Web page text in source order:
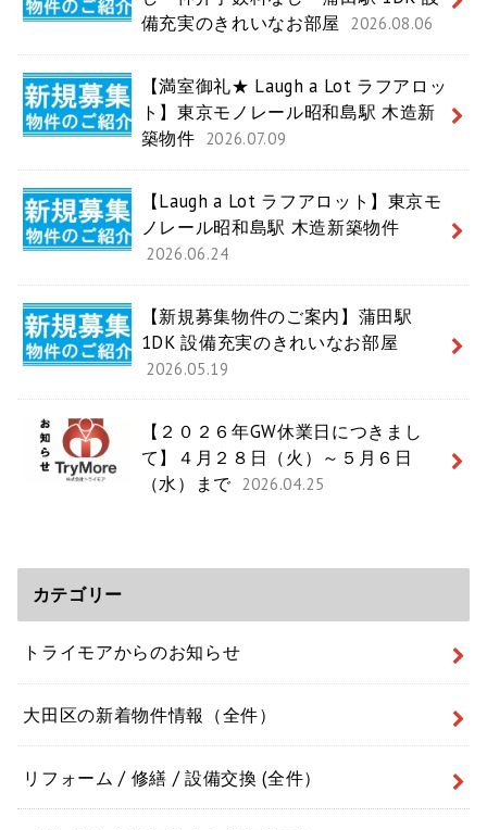
備充実のきれいなお部屋
2026.08.06
【満室御礼★ Laugh a Lot ラフアロッ
ト】東京モノレール昭和島駅 木造新
築物件 2026.07.09
【Laugh a Lot ラフアロット】東京モ
ノレール昭和島駅 木造新築物件
2026.06.24
【新規募集物件のご案内】蒲田駅
1DK 設備充実のきれいなお部屋
2026.05.19
【２０２６年GW休業日につきまし
て】４月２８日（火）～５月６日
（水）まで 2026.04.25
カテゴリー
トライモアからのお知らせ
大田区の新着物件情報（全件）
リフォーム / 修繕 / 設備交換 (全件）